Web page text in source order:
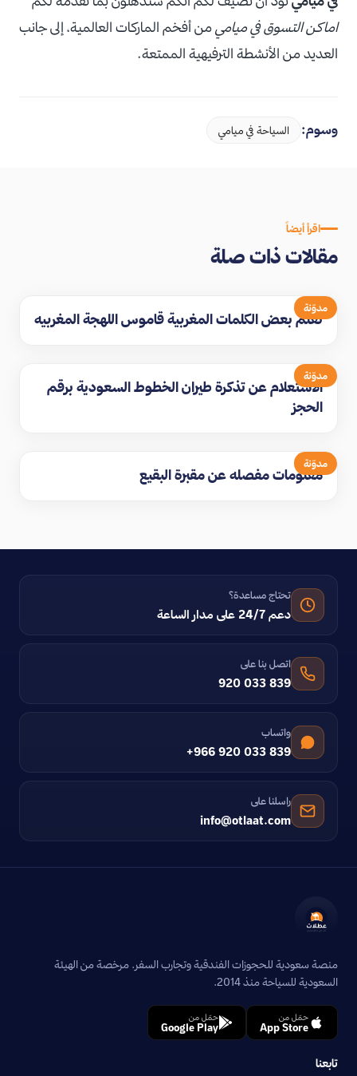
اماكن التسوق في مياميمن أفخم الماركات العالمية، إلى جانب
العديد من الأنشطة الترفيهية الممتعة.
وسوم: السياحة في ميامي
اقرأ أيضاً
مقالات ذات صلة
مدوّنة
تعلم بعض الكلمات المغربية قاموس اللهجة المغربيه
مدوّنة
الاستعلام عن تذكرة طيران الخطوط السعودية برقم
الحجز
مدوّنة
معلومات مفصله عن مقبرة البقيع
تحتاج مساعدة؟
دعم 24/7 على مدار الساعة
اتصل بنا على
920 033 839
واتساب
+966 920 033 839
راسلنا على
info@otlaat.com
منصة سعودية للحجوزات الفندقية وتجارب السفر. مرخصة من الهيئة
السعودية للسياحة منذ 2014.
حمّل من
App Store
حمّل من
Google Play
تابعنا